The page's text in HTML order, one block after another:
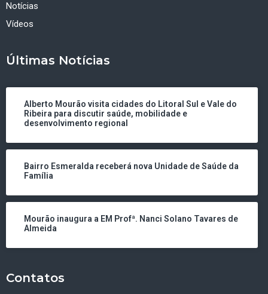
Notícias
Vídeos
Últimas Notícias
Alberto Mourão visita cidades do Litoral Sul e Vale do
Ribeira para discutir saúde, mobilidade e
desenvolvimento regional
Bairro Esmeralda receberá nova Unidade de Saúde da
Família
Mourão inaugura a EM Profª. Nanci Solano Tavares de
Almeida
Contatos